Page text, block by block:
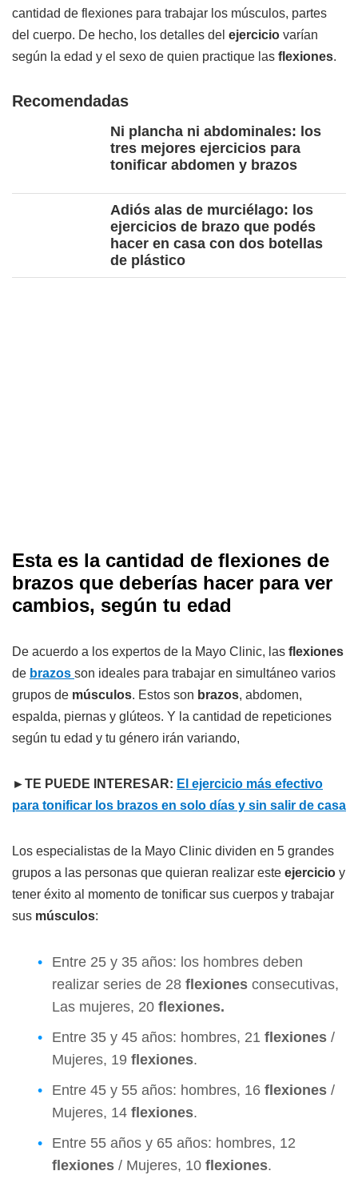
cantidad de flexiones para trabajar los músculos, partes
del cuerpo. De hecho, los detalles del ejercicio varían
según la edad y el sexo de quien practique las flexiones.
Recomendadas
Ni plancha ni abdominales: los
tres mejores ejercicios para
tonificar abdomen y brazos
Adiós alas de murciélago: los
ejercicios de brazo que podés
hacer en casa con dos botellas
de plástico
Esta es la cantidad de flexiones de
brazos que deberías hacer para ver
cambios, según tu edad
De acuerdo a los expertos de la Mayo Clinic, las flexiones
de brazos son ideales para trabajar en simultáneo varios
grupos de músculos. Estos son brazos, abdomen,
espalda, piernas y glúteos. Y la cantidad de repeticiones
según tu edad y tu género irán variando,
►TE PUEDE INTERESAR: El ejercicio más efectivo
para tonificar los brazos en solo días y sin salir de casa
Los especialistas de la Mayo Clinic dividen en 5 grandes
grupos a las personas que quieran realizar este ejercicio y
tener éxito al momento de tonificar sus cuerpos y trabajar
sus músculos:
Entre 25 y 35 años: los hombres deben
realizar series de 28 flexiones consecutivas,
Las mujeres, 20 flexiones.
Entre 35 y 45 años: hombres, 21 flexiones /
Mujeres, 19 flexiones.
Entre 45 y 55 años: hombres, 16 flexiones /
Mujeres, 14 flexiones.
Entre 55 años y 65 años: hombres, 12
flexiones / Mujeres, 10 flexiones.